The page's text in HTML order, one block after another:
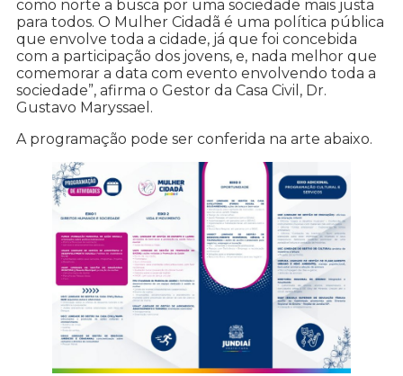
como norte a busca por uma sociedade mais justa
para todos. O Mulher Cidadã é uma política pública
que envolve toda a cidade, já que foi concebida
com a participação dos jovens, e, nada melhor que
comemorar a data com evento envolvendo toda a
sociedade”, afirma o Gestor da Casa Civil, Dr.
Gustavo Maryssael.
A programação pode ser conferida na arte abaixo.